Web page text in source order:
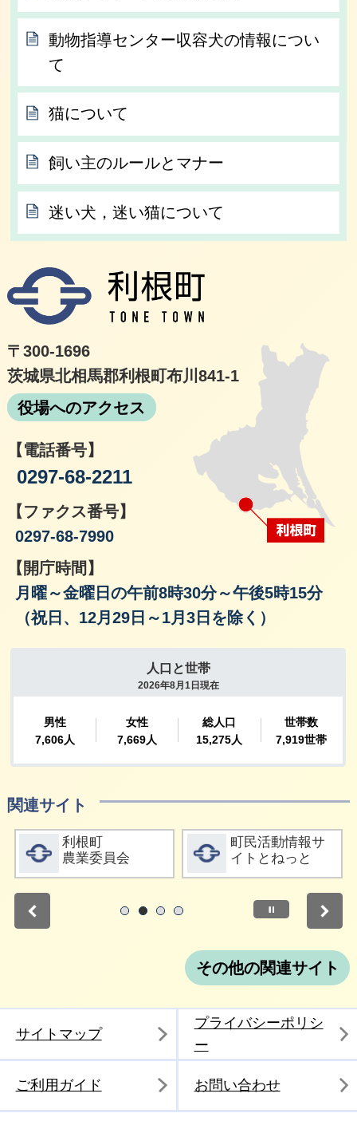
動物指導センター収容犬の情報につい
て
猫について
飼い主のルールとマナー
迷い犬，迷い猫について
〒300-1696
茨城県北相馬郡利根町布川841-1
役場へのアクセス
【電話番号】
0297-68-2211
【ファクス番号】
0297-68-7990
【開庁時間】
月曜～金曜日の午前8時30分～午後5時15分
（祝日、12月29日～1月3日を除く）
関連サイト
詳細をみる
利根町
農業委員会
詳細をみる
町民活動情報サ
イトとねっと
停止
その他の関連サイト
サイトマップ
プライバシーポリシ
ー
ご利用ガイド お問い合わせ